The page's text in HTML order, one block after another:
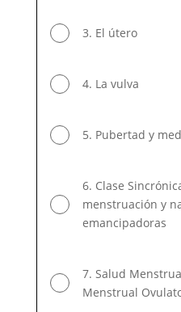
3. El útero
4. La vulva
5. Pubertad y
6. Clase
menstruación y
emancipadoras
7. Salud
Menstrual